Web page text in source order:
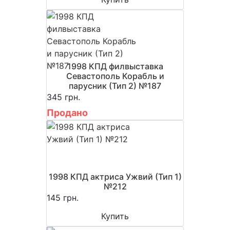
1998 КПД филвыставка
Севастополь Корабль и
парусник (Тип 2) №187
345 грн.
Продано
1998 КПД актриса Ужвий (Тип 1)
№212
145 грн.
Купить